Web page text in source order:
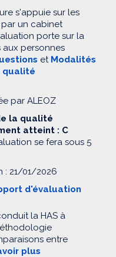
s'appuie sur les
un cabinet
porte sur la
personnes
et Modalités
qualité
par ALEOZ
la qualité
atteint : C
se fera sous 5
: 21/01/2026
d'évaluation
la HAS à
entre
plus